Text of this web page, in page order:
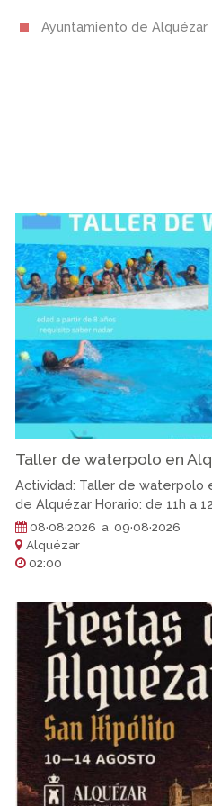
Ayuntamiento de Alquézar
Taller de waterpolo en
Actividad: Taller de waterpolo
de Alquézar Horario: de 11h a
08·08·2026 a 09·08·2026
Alquézar
02:00